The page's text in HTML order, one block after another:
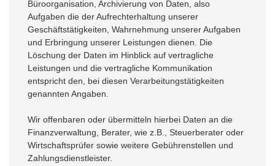
Büroorganisation, Archivierung von Daten, also
Aufgaben die der Aufrechterhaltung unserer
Geschäftstätigkeiten, Wahrnehmung unserer Aufgaben
und Erbringung unserer Leistungen dienen. Die
Löschung der Daten im Hinblick auf vertragliche
Leistungen und die vertragliche Kommunikation
entspricht den, bei diesen Verarbeitungstätigkeiten
genannten Angaben.
Wir offenbaren oder übermitteln hierbei Daten an die
Finanzverwaltung, Berater, wie z.B., Steuerberater oder
Wirtschaftsprüfer sowie weitere Gebührenstellen und
Zahlungsdienstleister.